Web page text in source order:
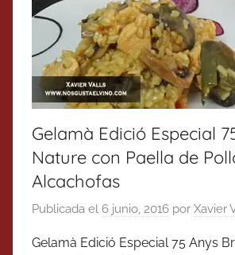
Gelamà Edició Especial
Nature con Paella de
Alcachofas
Publicada el 6 junio, 2016 por Xavier
Gelamà Edició Especial 75 Anys